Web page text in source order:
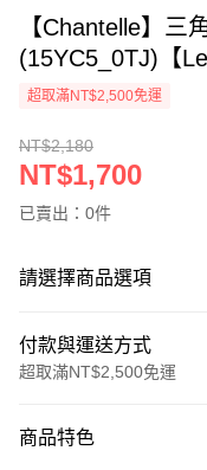
【Chantelle】三
(15YC5_0TJ)【
超取滿NT$2,500免運
NT$2,180
NT$1,700
已賣出：0件
請選擇商品選項
付款與運送方式
超取滿NT$2,500免運
信用卡一次付款
商品特色